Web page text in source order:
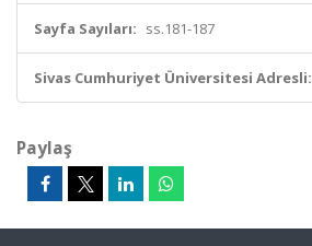
Sayfa Sayıları: ss.181-187
Sivas Cumhuriyet Üniversitesi Adresli:
Paylaş